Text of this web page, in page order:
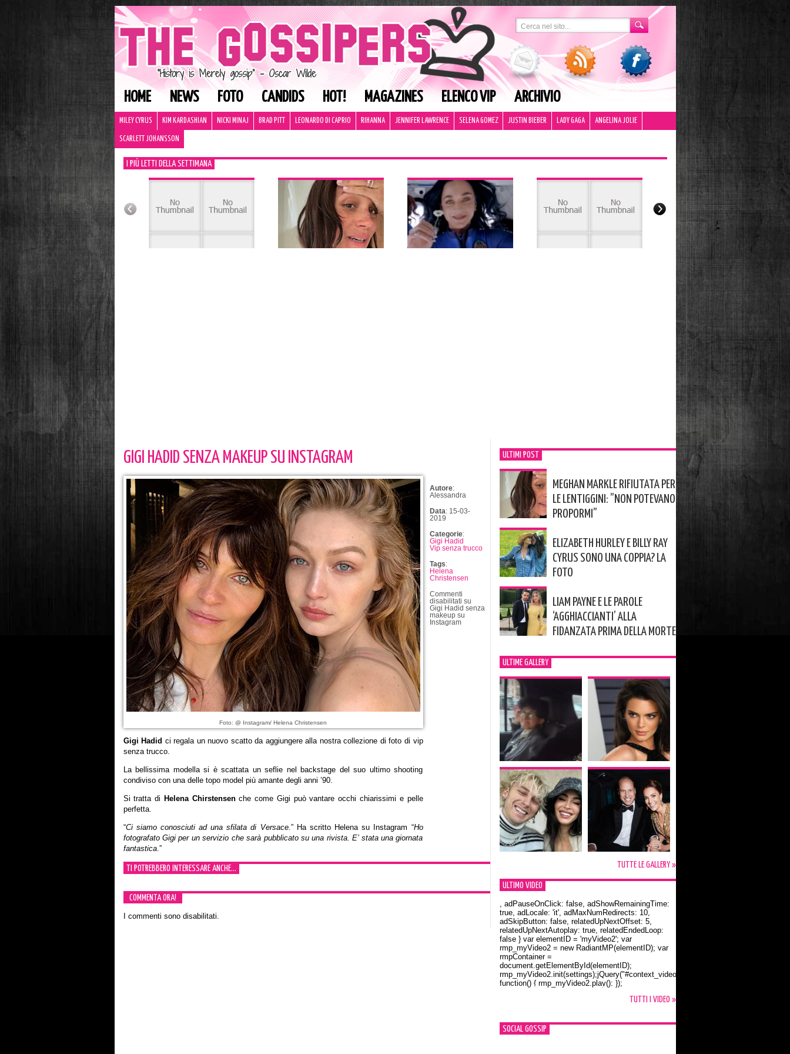
HOME NEWS FOTO CANDIDS HOT! MAGAZINES ELENCO VIP ARCHIVIO
MILEY CYRUS KIM KARDASHIAN NICKI MINAJ BRAD PITT LEONARDO DI CAPRIO RIHANNA JENNIFER LAWRENCE SELENA GOMEZ JUSTIN BIEBER LADY GAGA ANGELINA JOLIE
SCARLETT JOHANSSON
I PIÙ LETTI DELLA SETTIMANA
GIGI HADID SENZA MAKEUP SU INSTAGRAM
Foto: @ Instagram/ Helena Christensen
Gigi Hadid ci regala un nuovo scatto da aggiungere alla nostra collezione di foto di vip
senza trucco.
La bellissima modella si è scattata un seflie nel backstage del suo ultimo shooting
condiviso con una delle topo model più amante degli anni ’90.
Si tratta di Helena Chirstensenche come Gigi può vantare occhi chiarissimi e pelle
perfetta.
“Ci siamo conosciuti ad una sfilata di Versace.” Ha scritto Helena su Instagram “Ho
fotografato Gigi per un servizio che sarà pubblicato su una rivista. E’ stata una giornata
fantastica.”
Autore:
Alessandra
Data: 15-03-
2019
Categorie:
Gigi Hadid
Vip senza trucco
Tags:
Helena
Christensen
Commenti
disabilitati su
Gigi Hadid senza
makeup su
Instagram
TI POTREBBERO INTERESSARE ANCHE...
COMMENTA ORA!
I commenti sono disabilitati.
ULTIMI POST
MEGHAN MARKLE RIFIUTATA PER
LE LENTIGGINI: ”NON POTEVANO
PROPORMI”
ELIZABETH HURLEY E BILLY RAY
CYRUS SONO UNA COPPIA? LA
FOTO
LIAM PAYNE E LE PAROLE
‘AGGHIACCIANTI’ ALLA
FIDANZATA PRIMA DELLA MORTE
ULTIME GALLERY
TUTTE LE GALLERY »
ULTIMO VIDEO
Orlando Bloom e la t-shirt dedicata a Flynn
, adPauseOnClick: false, adShowRemainingTime:
true, adLocale: 'it', adMaxNumRedirects: 10,
adSkipButton: false, relatedUpNextOffset: 5,
relatedUpNextAutoplay: true, relatedEndedLoop:
false } var elementID = 'myVideo2'; var
rmp_myVideo2 = new RadiantMP(elementID); var
rmpContainer =
document.getElementById(elementID);
rmp_myVideo2.init(settings);jQuery("#context_video2").one("mouseover",
function() { rmp_myVideo2.play(); });
TUTTI I VIDEO »
SOCIAL GOSSIP